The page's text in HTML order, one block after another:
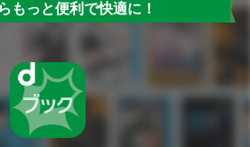
もっと便利で快適に！